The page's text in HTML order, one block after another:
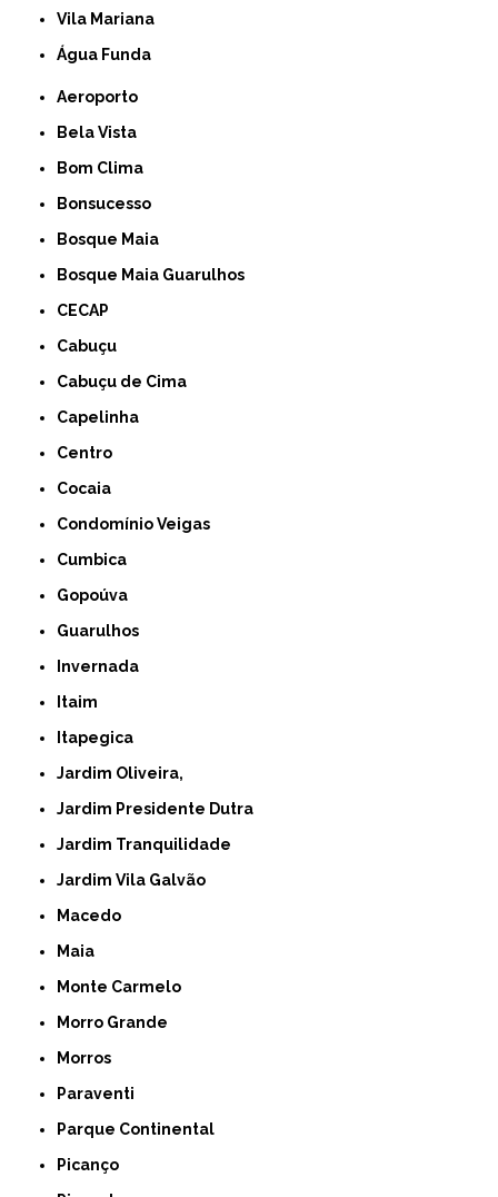
Vila Mariana
Água Funda
Aeroporto
Bela Vista
Bom Clima
Bonsucesso
Bosque Maia
Bosque Maia Guarulhos
CECAP
Cabuçu
Cabuçu de Cima
Capelinha
Centro
Cocaia
Condomínio Veigas
Cumbica
Gopoúva
Guarulhos
Invernada
Itaim
Itapegica
Jardim Oliveira,
Jardim Presidente Dutra
Jardim Tranquilidade
Jardim Vila Galvão
Macedo
Maia
Monte Carmelo
Morro Grande
Morros
Paraventi
Parque Continental
Picanço